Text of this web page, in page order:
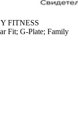
FITNESS
Fit; G-Plate; Family